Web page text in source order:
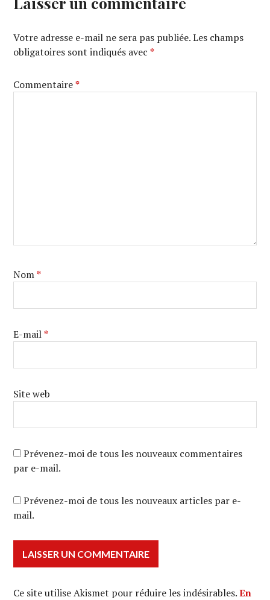
Votre adresse e-mail ne sera pas publiée. Les champs
obligatoires sont indiqués avec*
Commentaire*
Nom*
E-mail*
Site web
Prévenez-moi de tous les nouveaux commentaires
par e-mail.
Prévenez-moi de tous les nouveaux articles par e-
mail.
Ce site utilise Akismet pour réduire les indésirables.En